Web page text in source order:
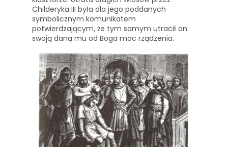
Childeryka III była dla jego poddanych
symbolicznym komunikatem
potwierdzającym, że tym samym utracił on
swoją daną mu od Boga moc rządzenia.